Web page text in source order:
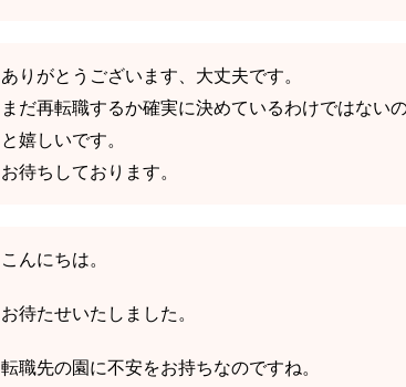
ありがとうございます、大丈夫です。
まだ再転職するか確実に決めているわけではない
と嬉しいです。
お待ちしております。
こんにちは。
お待たせいたしました。
転職先の園に不安をお持ちなのですね。